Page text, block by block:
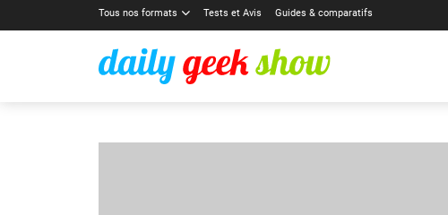
Tous nos formats Tests et Avis Guides & comparatifs